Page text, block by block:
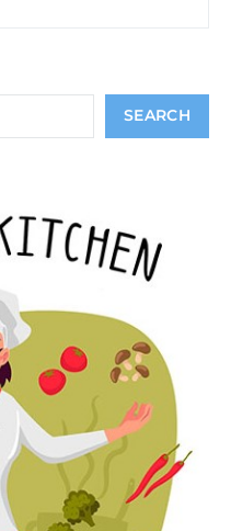
SEARCH